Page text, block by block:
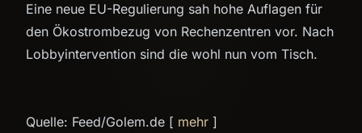
Eine neue EU-Regulierung sah hohe Auflagen für
den Ökostrombezug von Rechenzentren vor. Nach
Lobbyintervention sind die wohl nun vom Tisch.
Quelle: Feed/Golem.de [ mehr ]